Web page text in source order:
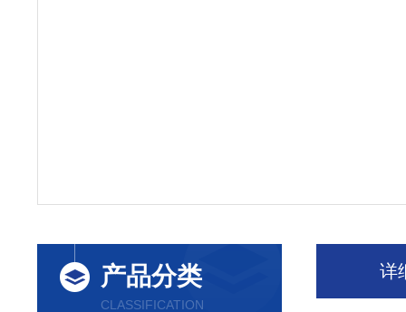
产品分类
CLASSIFICATION
详